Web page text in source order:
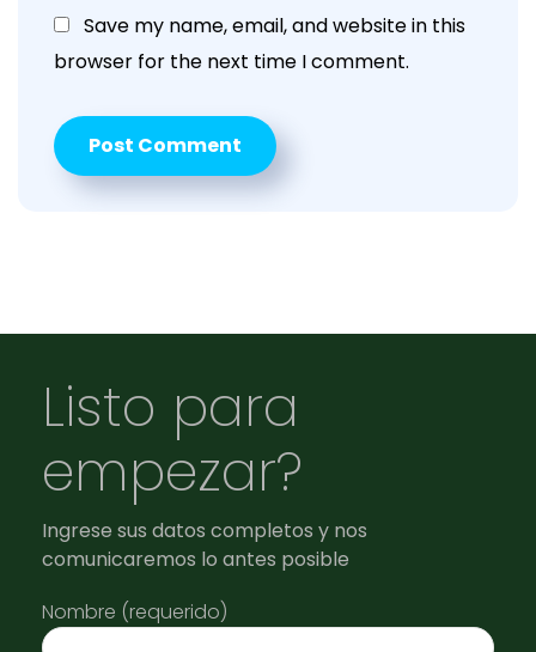
Save my name, email, and website in this
browser for the next time I comment.
Listo para
empezar?
Ingrese sus datos completos y nos
comunicaremos lo antes posible
Nombre (requerido)